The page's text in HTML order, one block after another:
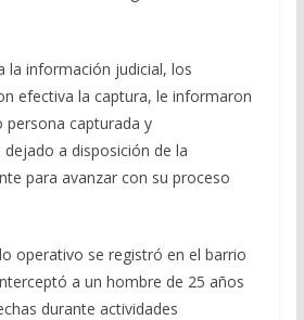
la información judicial, los
efectiva la captura, le informaron
persona capturada y
a disposición de la
para avanzar con su proceso
operativo se registró en el barrio
a un hombre de 25 años
durante actividades